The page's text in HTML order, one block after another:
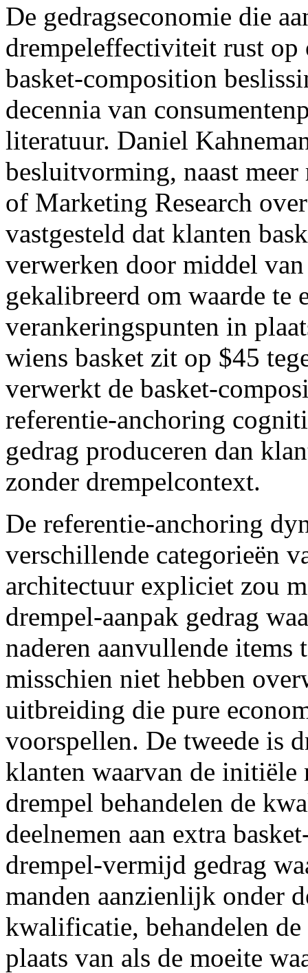
De gedragseconomie die
drempeleffectiviteit rust op
basket-composition
decennia van
literatuur. Daniel
besluitvorming, naast
of Marketing Research
vastgesteld dat klanten
verwerken door middel
gekalibreerd om waarde te
verankeringspunten in
wiens basket zit op $45
verwerkt de basket-
referentie-anchoring
gedrag produceren dan
zonder drempelcontext.
De referentie-anchoring
verschillende categorieën
architectuur expliciet zou
drempel-aanpak gedrag
naderen aanvullende items
misschien niet hebben
uitbreiding die pure
voorspellen. De tweede is
klanten waarvan de initiële
drempel behandelen de
deelnemen aan extra
drempel-vermijd gedrag
manden aanzienlijk onder
kwalificatie, behandelen
plaats van als de moeite